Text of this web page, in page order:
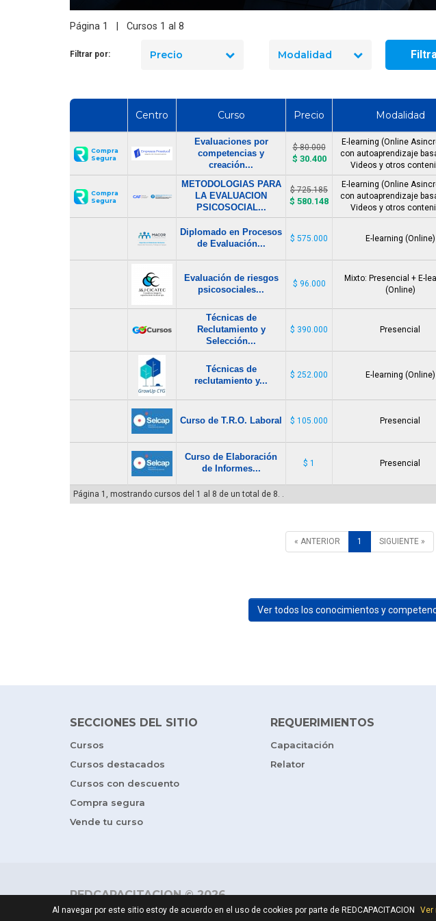
Página 1 | Cursos 1 al 8
Filtrar por: Precio Modalidad
Centro Curso Precio Modalidad
Compra
Segura
Evaluaciones por
competencias y
creación...
$ 80.000
$ 30.400
E-learning (Online
con autoaprendizaje
Videos y otros
Compra
Segura
METODOLOGIAS PARA
LA EVALUACION
PSICOSOCIAL...
$ 725.185
$ 580.148
E-learning (Online
con autoaprendizaje
Videos y otros
Diplomado en Procesos
de Evaluación...
$ 575.000 E-learning (Online)
Evaluación de riesgos
psicosociales...
$ 96.000
Mixto: Presencial + E-
(Online)
Técnicas de
Reclutamiento y
Selección...
$ 390.000 Presencial
Técnicas de
reclutamiento y...
$ 252.000 E-learning (Online)
Curso de T.R.O. Laboral $ 105.000 Presencial
Curso de Elaboración
de Informes...
$ 1 Presencial
Página 1, mostrando cursos del 1 al 8 de un total de 8. .
« ANTERIOR 1 SIGUIENTE »
Ver todos los conocimientos y
Búsqueda de Psicólogos
Freelance Regiones
SECCIONES DEL SITIO
Cursos
Cursos destacados
Cursos con descuento
Compra segura
Vende tu curso
REQUERIMIENTOS
Capacitación
Relator
REDCAPACITACION © 2026
Al navegar por este sitio estoy de acuerdo en el uso de cookies por parte de REDCAPACITACION Ver